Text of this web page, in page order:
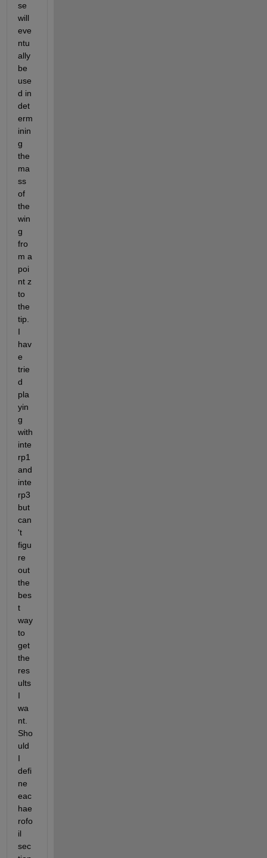
se
will
eve
ntu
ally
be
use
d in
det
erm
inin
g
the
ma
ss
of
the
win
g
fro
m a
poi
nt z
to
the
tip.
I
hav
e
trie
d
pla
yin
g
with
inte
rp1
and
inte
rp3
but
can
't
figu
re
out
the
bes
t
way
to
get
the
res
ults
I
wa
nt.
Sho
uld
I
defi
ne
eac
hae
rofo
il
sec